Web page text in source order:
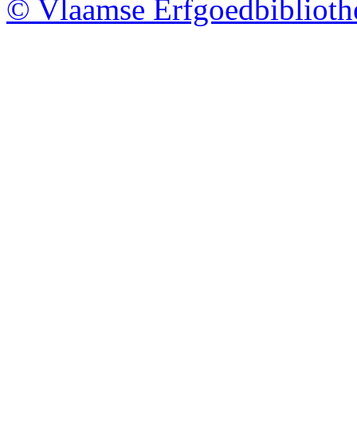
© Vlaamse